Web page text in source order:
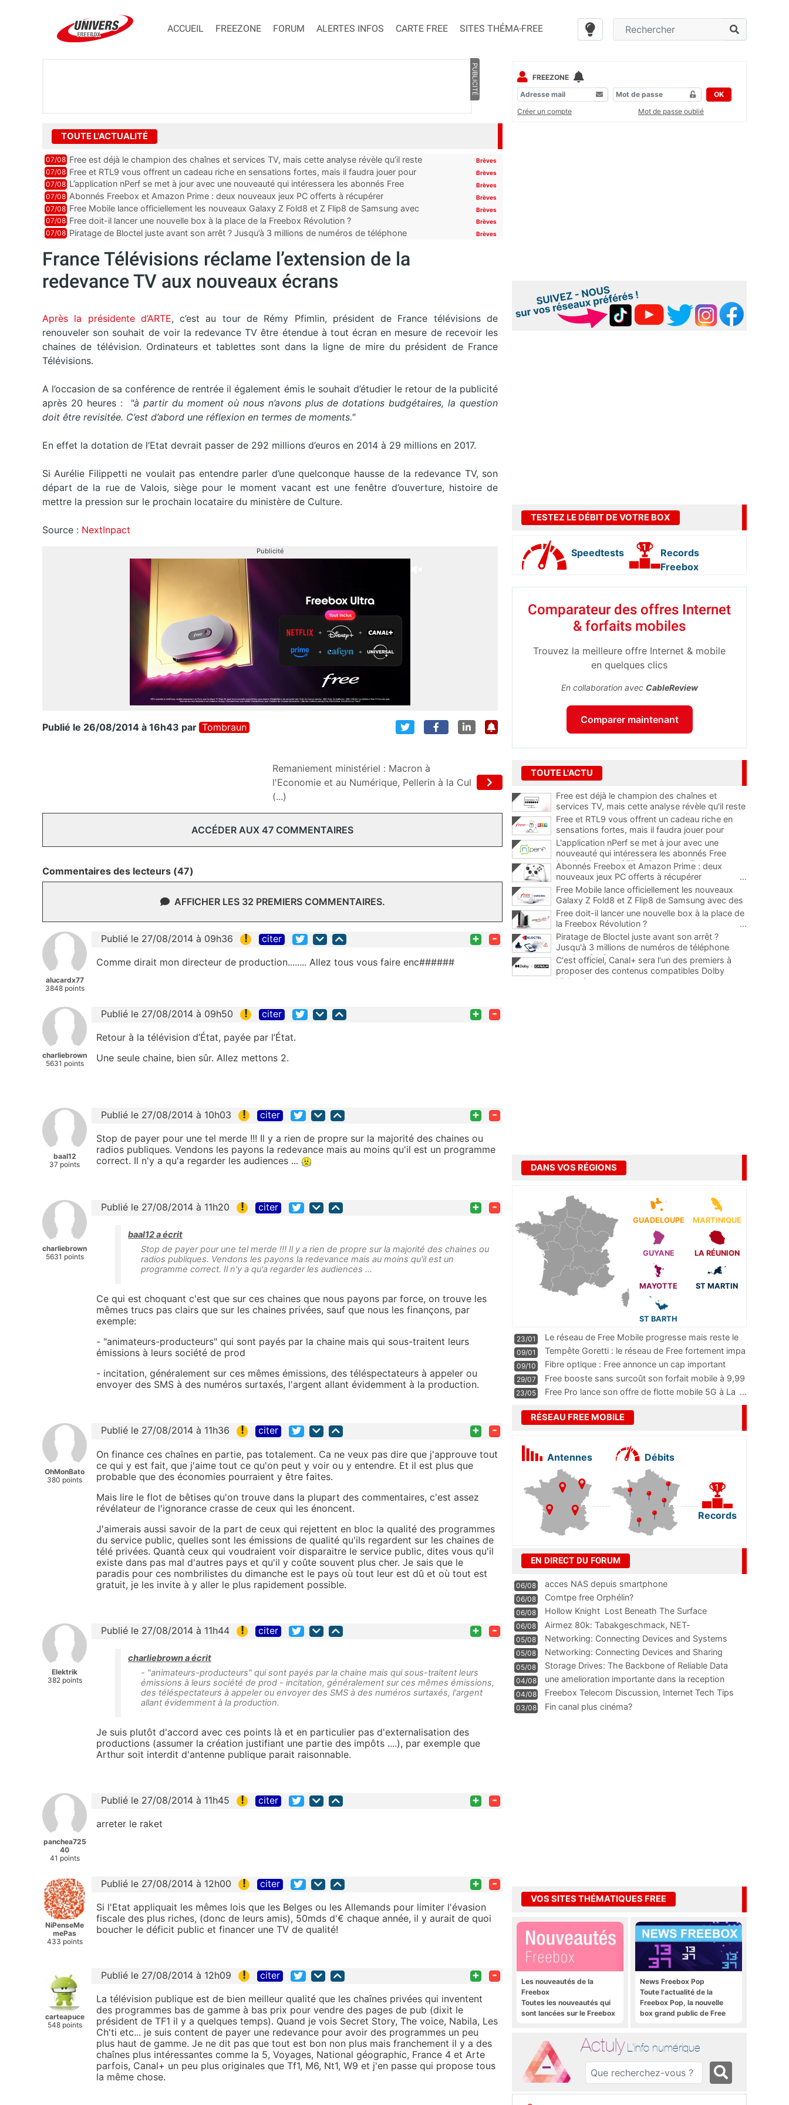
ACCUEIL FREEZONE FORUM ALERTES INFOS CARTE FREE SITES THÉMA-FREE
PUBLICITÉ
TOUTE L'ACTUALITÉ
07/08 Free est déjà le champion des chaînes et services TV, mais cette analyse révèle qu’il reste
encore au moin...
Brèves
07/08 Free et RTL9 vous offrent un cadeau riche en sensations fortes, mais il faudra jouer pour
l’obtenir
Brèves
07/08 L’application nPerf se met à jour avec une nouveauté qui intéressera les abonnés Free
Mobile, Orange, SFR ...
Brèves
07/08 Abonnés Freebox et Amazon Prime : deux nouveaux jeux PC offerts à récupérer Brèves
07/08 Free Mobile lance officiellement les nouveaux Galaxy Z Fold8 et Z Flip8 de Samsung avec
des promos et des cadeaux
Brèves
07/08 Free doit-il lancer une nouvelle box à la place de la Freebox Révolution ? Brèves
07/08 Piratage de Bloctel juste avant son arrêt ? Jusqu’à 3 millions de numéros de téléphone
Brèves
France Télévisions réclame l’extension de la
redevance TV aux nouveaux écrans
Après la présidente d’ARTE, c’est au tour de Rémy Pfimlin, président de France télévisions de
renouveler son souhait de voir la redevance TV être étendue à tout écran en mesure de recevoir les
chaines de télévision. Ordinateurs et tablettes sont dans la ligne de mire du président de France
Télévisions.
A l’occasion de sa conférence de rentrée il également émis le souhait d’étudier le retour de la publicité
après 20 heures :
"à partir du moment où nous n’avons plus de dotations budgétaires, la question
doit être revisitée. C’est d’abord une réflexion en termes de moments."
En effet la dotation de l’Etat devrait passer de 292 millions d’euros en 2014 à 29 millions en 2017.
Si Aurélie Filippetti ne voulait pas entendre parler d’une quelconque hausse de la redevance TV, son
départ de la rue de Valois, siège pour le moment vacant est une fenêtre d’ouverture, histoire de
mettre la pression sur le prochain locataire du ministère de Culture.
Source : NextInpact
Publicité
Publié le 26/08/2014 à 16h43 par Tombraun
Remaniement ministériel : Macron à
l'Economie et au Numérique, Pellerin à la Cul
(...)
ACCÉDER AUX 47 COMMENTAIRES
Commentaires des lecteurs (47)
AFFICHER LES 32 PREMIERS COMMENTAIRES.
alucardx77
3848 points
Publié le 27/08/2014 à 09h36 ! citer + -
Comme dirait mon directeur de production........ Allez tous vous faire enc######
charliebrown
5631 points
Publié le 27/08/2014 à 09h50 ! citer + -
Retour à la télévision d’État, payée par l’État.
Une seule chaine, bien sûr. Allez mettons 2.
baal12
37 points
Publié le 27/08/2014 à 10h03 ! citer + -
Stop de payer pour une tel merde !!! Il y a rien de propre sur la majorité des chaines ou
radios publiques. Vendons les payons la redevance mais au moins qu'il est un programme
correct. Il n'y a qu'a regarder les audiences ...
charliebrown
5631 points
Publié le 27/08/2014 à 11h20 ! citer + -
baal12 a écrit
Stop de payer pour une tel merde !!! Il y a rien de propre sur la majorité des chaines ou
radios publiques. Vendons les payons la redevance mais au moins qu'il est un
programme correct. Il n'y a qu'a regarder les audiences ...
Ce qui est choquant c'est que sur ces chaines que nous payons par force, on trouve les
mêmes trucs pas clairs que sur les chaines privées, sauf que nous les finançons, par
exemple:
- "animateurs-producteurs" qui sont payés par la chaine mais qui sous-traitent leurs
émissions à leurs société de prod
- incitation, généralement sur ces mêmes émissions, des téléspectateurs à appeler ou
envoyer des SMS à des numéros surtaxés, l'argent allant évidemment à la production.
OhMonBato
380 points
Publié le 27/08/2014 à 11h36 ! citer + -
On finance ces chaînes en partie, pas totalement. Ca ne veux pas dire que j'approuve tout
ce qui y est fait, que j'aime tout ce qu'on peut y voir ou y entendre. Et il est plus que
probable que des économies pourraient y être faites.
Mais lire le flot de bêtises qu'on trouve dans la plupart des commentaires, c'est assez
révélateur de l'ignorance crasse de ceux qui les énoncent.
J'aimerais aussi savoir de la part de ceux qui rejettent en bloc la qualité des programmes
du service public, quelles sont les émissions de qualité qu'ils regardent sur les chaines de
télé privées. Quantà ceux qui voudraient voir disparaitre le service public, dites vous qu'il
existe dans pas mal d'autres pays et qu'il y coûte souvent plus cher. Je sais que le
paradis pour ces nombrilistes du dimanche est le pays où tout leur est dû et où tout est
gratuit, je les invite à y aller le plus rapidement possible.
Elektrik
382 points
Publié le 27/08/2014 à 11h44 ! citer + -
charliebrown a écrit
- "animateurs-producteurs" qui sont payés par la chaine mais qui sous-traitent leurs
émissions à leurs société de prod - incitation, généralement sur ces mêmes émissions,
des téléspectateurs à appeler ou envoyer des SMS à des numéros surtaxés, l'argent
allant évidemment à la production.
Je suis plutôt d'accord avec ces points là et en particulier pas d'externalisation des
productions (assumer la création justifiant une partie des impôts ....), par exemple que
Arthur soit interdit d'antenne publique parait raisonnable.
panchea725
40
41 points
Publié le 27/08/2014 à 11h45 ! citer + -
arreter le raket
NiPenseMe
mePas
433 points
Publié le 27/08/2014 à 12h00 ! citer + -
Si l'Etat appliquait les mêmes lois que les Belges ou les Allemands pour limiter l'évasion
fiscale des plus riches, (donc de leurs amis), 50mds d'€ chaque année, il y aurait de quoi
boucher le déficit public et financer une TV de qualité!
carteapuce
548 points
Publié le 27/08/2014 à 12h09 ! citer + -
La télévision publique est de bien meilleur qualité que les chaînes privées qui inventent
des programmes bas de gamme à bas prix pour vendre des pages de pub (dixit le
président de TF1 il y a quelques temps). Quand je vois Secret Story, The voice, Nabila, Les
Ch'ti etc... je suis content de payer une redevance pour avoir des programmes un peu
plus haut de gamme. Je ne dit pas que tout est bon non plus mais franchement il y a des
chaînes plus intéressantes comme la 5, Voyages, National géographic, France 4 et Arte
parfois, Canal+ un peu plus originales que Tf1, M6, Nt1, W9 et j'en passe qui propose tous
la même chose.
FREEZONE
OK
Créer un compte
Mot de passe oublié
TESTEZ LE DÉBIT DE VOTRE BOX
Speedtests
Records
Freebox
Comparateur des offres Internet
& forfaits mobiles
Trouvez la meilleure offre Internet & mobile
en quelques clics
En collaboration avec CableReview
Comparer maintenant
TOUTE L'ACTU
Free est déjà le champion des chaînes et
services TV, mais cette analyse révèle qu'il reste
encore au moins 141 ajouts possibles
Free et RTL9 vous offrent un cadeau riche en
sensations fortes, mais il faudra jouer pour
l'obtenir
L'application nPerf se met à jour avec une
nouveauté qui intéressera les abonnés Free
Mobile, Orange, SFR et Bouygues Telecom
Abonnés Freebox et Amazon Prime : deux
nouveaux jeux PC offerts à récupérer
...
Free Mobile lance officiellement les nouveaux
Galaxy Z Fold8 et Z Flip8 de Samsung avec des
promos et des cadeaux
...
Free doit-il lancer une nouvelle box à la place de
la Freebox Révolution ?
...
Piratage de Bloctel juste avant son arrêt ?
Jusqu'à 3 millions de numéros de téléphone
auraient fuité
C'est officiel, Canal+ sera l'un des premiers à
proposer des contenus compatibles Dolby
Vision 2
DANS VOS RÉGIONS
GUADELOUPE MARTINIQUE
GUYANE LA RÉUNION
MAYOTTE ST MARTIN
ST BARTH
23/01
Le réseau de Free Mobile progresse mais reste le
m
...
09/01
Tempête Goretti : le réseau de Free fortement impa
09/10
Fibre optique : Free annonce un cap important
pass
...
29/07
Free booste sans surcoût son forfait mobile à 9,99
23/05 Free Pro lance son offre de flotte mobile 5G à La ...
RÉSEAU FREE MOBILE
Antennes Débits
Records
EN DIRECT DU FORUM
06/08 acces NAS depuis smartphone
06/08 Comtpe free Orphélin?
06/08 Hollow Knight  Lost Beneath The Surface
06/08
Airmez 80k: Tabakgeschmack, NET-
Technologie und Leistung im
05/08 Networking: Connecting Devices and Systems
05/08
Networking: Connecting Devices and Sharing
Information
05/08
Storage Drives: The Backbone of Reliable Data
Management
04/08
une amelioration importante dans la reception
WIFI
04/08
Freebox Telecom Discussion, Internet Tech Tips
Communi
03/08 Fin canal plus cinéma?
VOS SITES THÉMATIQUES FREE
Les nouveautés de la
Freebox
Toutes les nouveautés qui
sont lancées sur le Freebox
News Freebox Pop
Toute l'actualité de la
Freebox Pop, la nouvelle
box grand public de Free
Actuly L'info numérique